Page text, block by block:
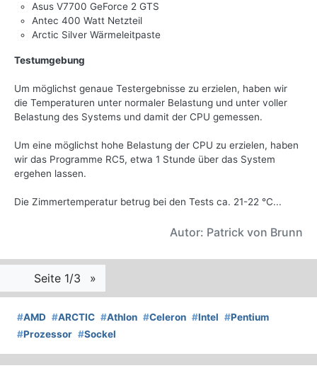
Asus V7700 GeForce 2 GTS
Antec 400 Watt Netzteil
Arctic Silver Wärmeleitpaste
Testumgebung
Um möglichst genaue Testergebnisse zu erzielen, haben wir
die Temperaturen unter normaler Belastung und unter voller
Belastung des Systems und damit der CPU gemessen.
Um eine möglichst hohe Belastung der CPU zu erzielen, haben
wir das Programme RC5, etwa 1 Stunde über das System
ergehen lassen.
Die Zimmertemperatur betrug bei den Tests ca. 21-22 °C...
Autor: Patrick von Brunn
Seite 1/3 »
#AMD #ARCTIC #Athlon #Celeron #Intel #Pentium
#Prozessor #Sockel